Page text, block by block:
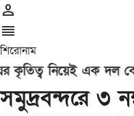
person
reorder
শিরোনাম
নিয়েই এক দল বেশি
সমুদ্রবন্দরে ৩